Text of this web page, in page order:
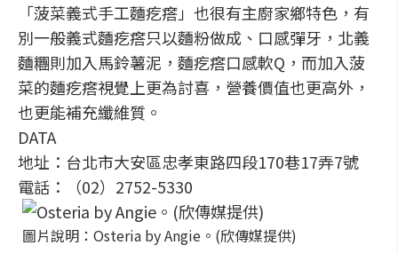
「菠菜義式手工麵疙瘩」也很有主廚家鄉特色，有
別一般義式麵疙瘩只以麵粉做成、口感彈牙，北義
麵糰則加入馬鈴薯泥，麵疙瘩口感軟Q，而加入菠
菜的麵疙瘩視覺上更為討喜，營養價值也更高外，
也更能補充纖維質。
DATA
地址：台北市大安區忠孝東路四段170巷17弄7號
電話：（02）2752-5330
圖片說明：Osteria by Angie。(欣傳媒提供)